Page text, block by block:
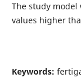
The study model
values higher
Keywords: